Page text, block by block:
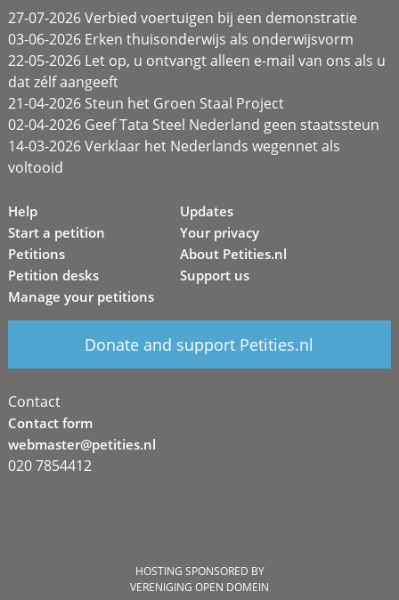
27-07-2026 Verbied voertuigen bij een demonstratie
03-06-2026 Erken thuisonderwijs als onderwijsvorm
22-05-2026 Let op, u ontvangt alleen e-mail van ons als u
dat zélf aangeeft
21-04-2026 Steun het Groen Staal Project
02-04-2026 Geef Tata Steel Nederland geen staatssteun
14-03-2026 Verklaar het Nederlands wegennet als
voltooid
Help
Start a petition
Petitions
Petition desks
Manage your petitions
Updates
Your privacy
About Petities.nl
Support us
Donate and support Petities.nl
Contact
Contact form
webmaster@petities.nl
020 7854412
HOSTING SPONSORED BY
VERENIGING OPEN DOMEIN